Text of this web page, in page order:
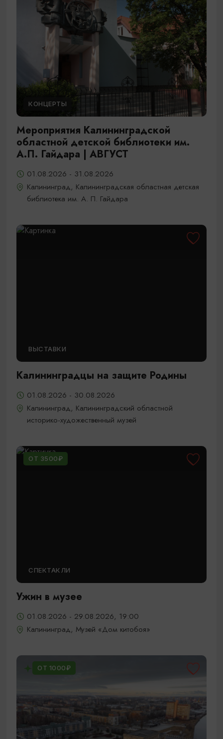
КОНЦЕРТЫ
Мероприятия Калининградской
областной детской библиотеки им.
А.П. Гайдара | АВГУСТ
01.08.2026 - 31.08.2026
Калининград, Калининградская областная детская
библиотека им. А. П. Гайдара
ВЫСТАВКИ
Калининградцы на защите Родины
01.08.2026 - 30.08.2026
Калининград, Калининградский областной
историко-художественный музей
ОТ 3500₽
СПЕКТАКЛИ
Ужин в музее
01.08.2026 - 29.08.2026, 19:00
Калининград, Музей «Дом китобоя»
ОТ 1000₽